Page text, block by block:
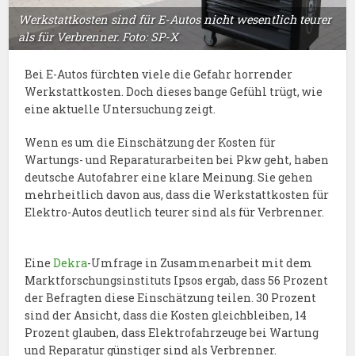
Werkstattkosten sind für E-Autos nicht wesentlich teurer
als für Verbrenner. Foto: SP-X
Bei E-Autos fürchten viele die Gefahr horrender
Werkstattkosten. Doch dieses bange Gefühl trügt, wie
eine aktuelle Untersuchung zeigt.
Wenn es um die Einschätzung der Kosten für
Wartungs- und Reparaturarbeiten bei Pkw geht, haben
deutsche Autofahrer eine klare Meinung. Sie gehen
mehrheitlich davon aus, dass die Werkstattkosten für
Elektro-Autos deutlich teurer sind als für Verbrenner.
EineDekra-Umfrage in Zusammenarbeit mit dem
Marktforschungsinstituts Ipsos ergab, dass 56 Prozent
der Befragten diese Einschätzung teilen. 30 Prozent
sind der Ansicht, dass die Kosten gleichbleiben, 14
Prozent glauben, dass Elektrofahrzeuge bei Wartung
und Reparatur günstiger sind als Verbrenner.